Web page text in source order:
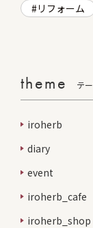
リフォーム
theme テ
iroherb
diary
event
iroherb_cafe
iroherb_shop